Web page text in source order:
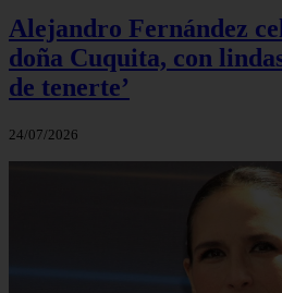
Alejandro Fernández
doña Cuquita, con
de tenerte’
24/07/2026